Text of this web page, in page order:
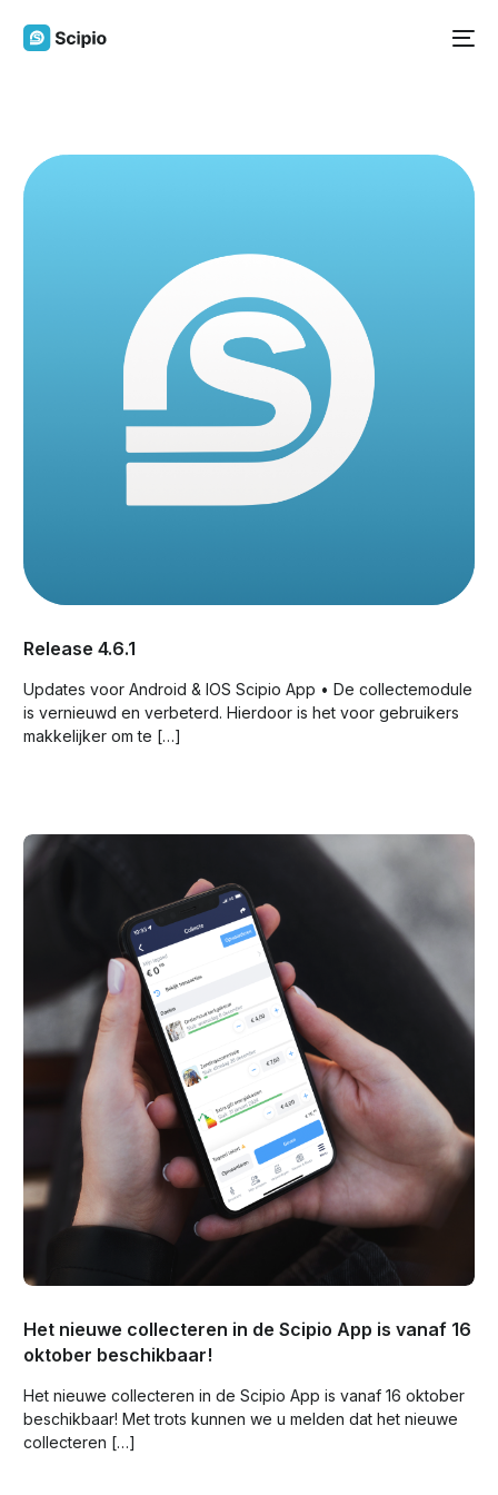
Release 4.6.1
Updates voor Android & IOS Scipio App • De collectemodule
is vernieuwd en verbeterd. Hierdoor is het voor gebruikers
makkelijker om te […]
Het nieuwe collecteren in de Scipio App is vanaf 16
oktober beschikbaar!
Het nieuwe collecteren in de Scipio App is vanaf 16 oktober
beschikbaar! Met trots kunnen we u melden dat het nieuwe
collecteren […]